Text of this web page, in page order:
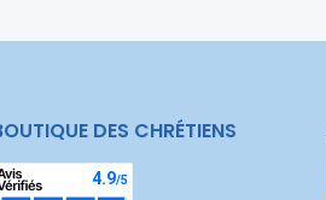
DES CHRÉTIENS